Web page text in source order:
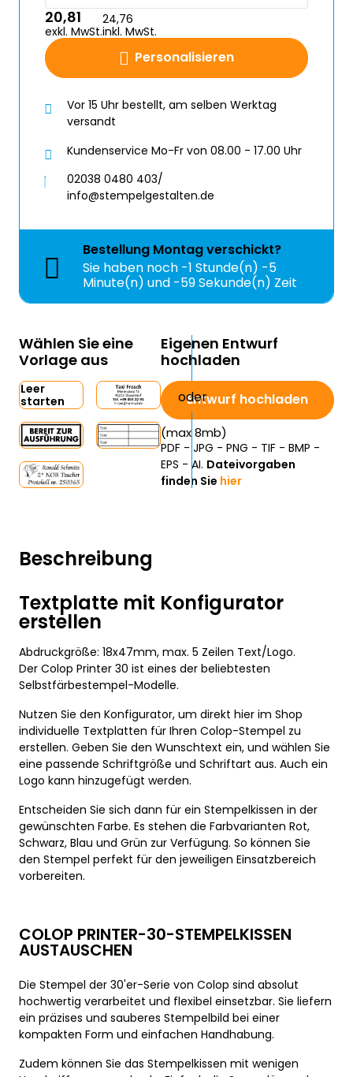
Beschreibung
Textplatte mit Konfigurator
erstellen
Abdruckgröße: 18x47mm, max. 5 Zeilen Text/Logo.
Der Colop Printer 30 ist eines der beliebtesten
Selbstfärbestempel-Modelle.
Nutzen Sie den Konfigurator, um direkt hier im Shop
individuelle Textplatten für Ihren Colop-Stempel zu
erstellen. Geben Sie den Wunschtext ein, und wählen Sie
eine passende Schriftgröße und Schriftart aus. Auch ein
Logo kann hinzugefügt werden.
Entscheiden Sie sich dann für ein Stempelkissen in der
gewünschten Farbe. Es stehen die Farbvarianten Rot,
Schwarz, Blau und Grün zur Verfügung. So können Sie
den Stempel perfekt für den jeweiligen Einsatzbereich
vorbereiten.
COLOP PRINTER-30-STEMPELKISSEN
AUSTAUSCHEN
Die Stempel der 30'er-Serie von Colop sind absolut
hochwertig verarbeitet und flexibel einsetzbar. Sie liefern
ein präzises und sauberes Stempelbild bei einer
kompakten Form und einfachen Handhabung.
Zudem können Sie das Stempelkissen mit wenigen
Personalisieren
20,81
exkl. MwSt.
24,76
inkl. MwSt.
Vor 15 Uhr bestellt, am selben Werktag
versandt
Kundenservice Mo-Fr von 08.00 - 17.00 Uhr
02038 0480 403/
info@stempelgestalten.de
Bestellung Montagverschickt?
Sie haben noch -1 Stunde(n) -5
Minute(n) und -59 Sekunde(n) Zeit
Wählen Sie eine
Vorlage aus
Leer
starten
Eigenen Entwurf
hochladen
Entwurf hochladen
(max 8mb)
PDF - JPG - PNG - TIF - BMP -
EPS - AI. Dateivorgaben
finden Sie hier